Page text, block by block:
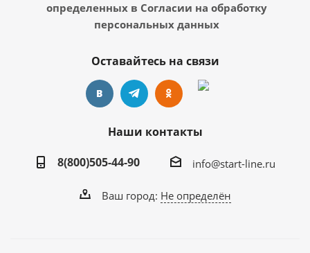
определенных в Согласии на обработку
персональных данных
Оставайтесь на связи
Наши контакты
8(800)505-44-90
info@start-line.ru
Ваш город: Не определён